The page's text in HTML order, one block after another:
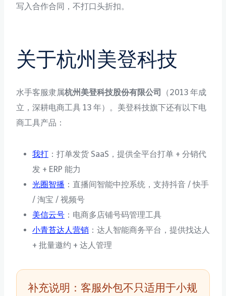
写入合作合同，不打口头折扣。
关于杭州美登科技
水手客服隶属杭州美登科技股份有限公司
（2013 年成
立，深耕电商工具 13 年）。美登科技旗下还有以下电
商工具产品：
我打 ：打单发货 SaaS，提供全平台打单 + 分销代
发 + ERP 能力
光圈智播 ：直播间智能中控系统，支持抖音 / 快手
/ 淘宝 / 视频号
美信云号 ：电商多店铺号码管理工具
小青苔达人营销 ：达人智能商务平台，提供找达人
+ 批量邀约 + 达人管理
补充说明：客服外包不只适用于小规